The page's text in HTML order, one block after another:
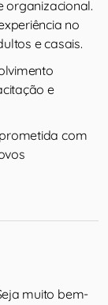
organizacional.
no
e casais.
e
com
muito bem-